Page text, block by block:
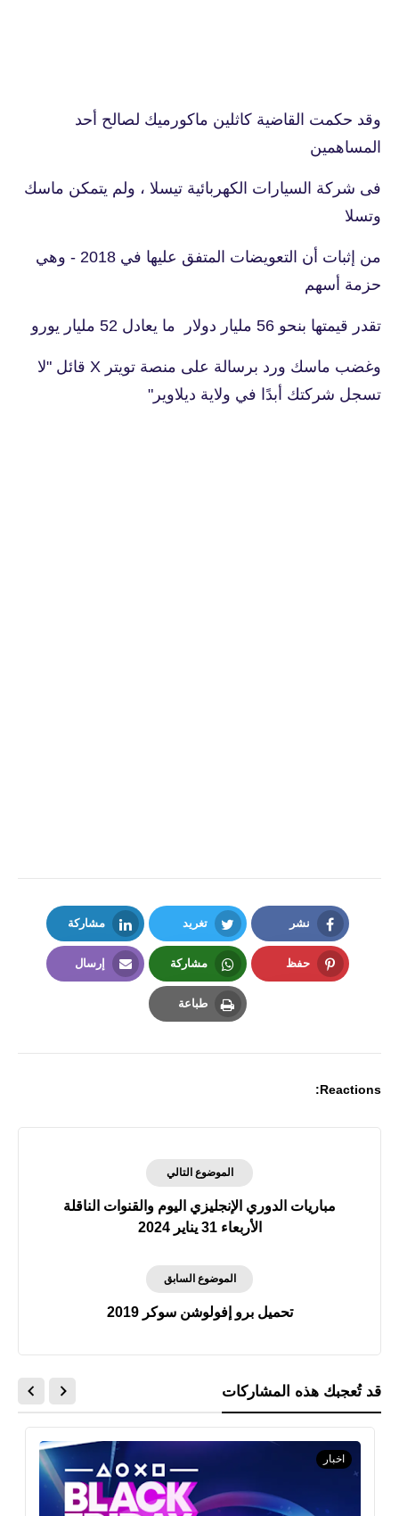
وقد حكمت القاضية كاثلين ماكورميك لصالح أحد
المساهمين
فى شركة السيارات الكهربائية تيسلا ، ولم يتمكن ماسك
وتسلا
من إثبات أن التعويضات المتفق عليها في 2018 - وهي
حزمة أسهم
تقدر قيمتها بنحو 56 مليار دولار ما يعادل 52 مليار يورو
وغضب ماسك ورد برسالة على منصة تويتر X قائل "لا
تسجل شركتك أبدًا في ولاية ديلاوير"
نشر
Facebook
تغريد
Twitter
مشاركة
LinkedIn
حفظ مشاركة
Whatsapp
إرسال
طباعة
Reactions:
الموضوع التالي
مباريات الدوري الإنجليزي اليوم والقنوات الناقلة
الأربعاء 31 يناير 2024
الموضوع السابق
تحميل برو إفولوشن سوكر 2019
قد تُعجبك هذه المشاركات
اخبار